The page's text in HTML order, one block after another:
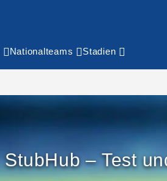
Nationalteams Stadien
StubHub – Test